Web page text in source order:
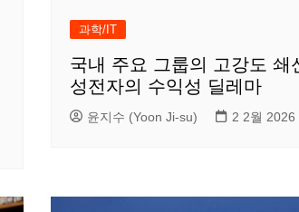
과학/IT
국내 주요 그룹의 고강도 쇄
성전자의 수익성 딜레마
윤지수 (Yoon Ji-su) 2 2월 2026